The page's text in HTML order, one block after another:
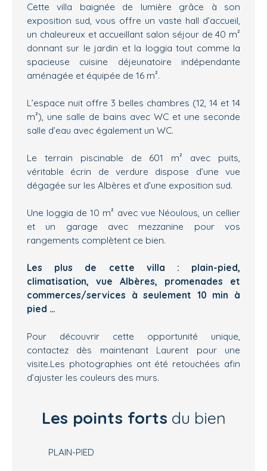
Cette villa baignée de lumière grâce à son
exposition sud, vous offre un vaste hall d’accueil,
un chaleureux et accueillant salon séjour de 40 m²
donnant sur le jardin et la loggia tout comme la
spacieuse cuisine déjeunatoire indépendante
aménagée et équipée de 16 m².
L’espace nuit offre 3 belles chambres (12, 14 et 14
m²), une salle de bains avec WC et une seconde
salle d’eau avec également un WC.
Le terrain piscinable de 601 m² avec puits,
véritable écrin de verdure dispose d’une vue
dégagée sur les Albères et d’une exposition sud.
Une loggia de 10 m² avec vue Néoulous, un cellier
et un garage avec mezzanine pour vos
rangements complètent ce bien.
Les plus de cette villa : plain-pied,
climatisation, vue Albères, promenades et
commerces/services à seulement 10 min à
pied …
Pour découvrir cette opportunité unique,
contactez dès maintenant Laurent pour une
visite.Les photographies ont été retouchées afin
d’ajuster les couleurs des murs.
Les points forts du bien
PLAIN-PIED